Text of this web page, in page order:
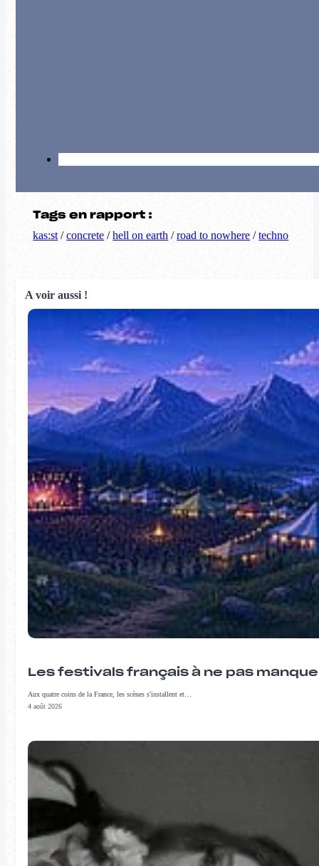
Tags en rapport :
kas:st/concrete /hell on earth /road to nowhere /techno
A voir aussi !
Les festivals français à ne pas
Aux quatre coins de la France, les scènes s'installent et…
4 août 2026